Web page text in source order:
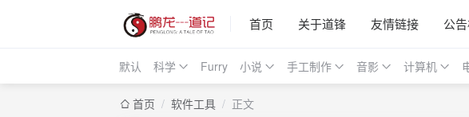
首页 关于道锋 友情链接 公
默认 科学 Furry 小说 手工制作 音影 计算机
首页 / 软件工具 / 正文